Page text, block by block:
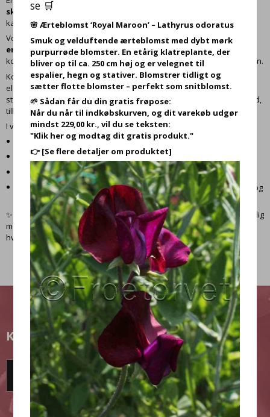
skytsengle (Guardian Angels)
kan støtte dig med klarhed, tryghed og kærlig vejledning.
Vores udvalg af englekort består af smukt illustrerede kortsæt
engelsk. Hvert sæt er skabt til at hjælpe dig med at opnå en dybere
kontakt til den spirituelle verden og styrke forbindelsen til din intuition.
Kortene kan bruges til daglig refleksion, som støtte i svære perioder
eller som en del af din spirituelle praksis. Budskaberne er blide,
støttende og ofte opmuntrende – og handler typisk om selvkærlighed,
tillid, håb og healing.
I vores sortiment finder du blandt andet:
Kort medbeskeder fra skytsengle
Kort medgenerelle engleenergier
Kortsæt med fokus påhealing, ro og indre styrke
Guidebøger på engelsk, som forklarer betydningen af hvert kort og
giver oplæg og tolkning
✨ Uanset om du er nybegynder eller erfaren, kan englekort hjælpe dig
med at åbne dit hjerte og finde støtte fra det spirituelle plan i din
hverdag.
KUNDEKLUB
TILMELD DIG HER!
se 🛒
🌸 Ærteblomst ‘Royal Maroon’ – Lathyrus odoratus
Smuk og velduftende ærteblomst med dybt mørk
purpurrøde blomster. En etårig klatreplante, der
bliver op til ca. 250 cm høj og er velegnet til
espalier, hegn og stativer. Blomstrer tidligt og
sætter flotte blomster – perfekt som snitblomst.
🌱 Sådan får du din gratis frøpose:
Når du når til indkøbskurven, og dit varekøb udgør
mindst 229,00 kr., vil du se teksten:
"Klik her og modtag dit gratis produkt."
👉[Se flere detaljer om produktet]